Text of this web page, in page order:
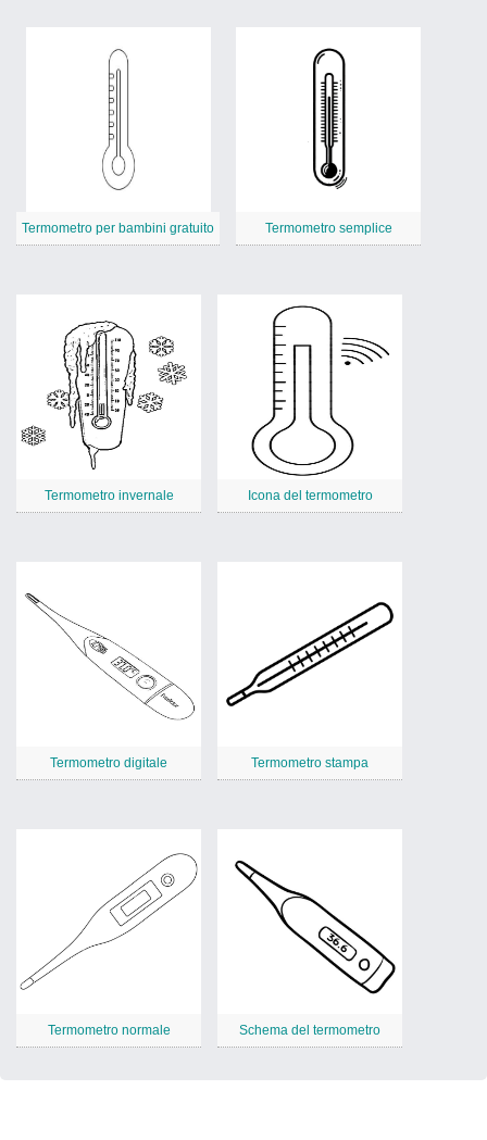
Termometro per bambini gratuito Termometro semplice
Termometro invernale Icona del termometro
Termometro digitale Termometro stampa
Termometro normale Schema del termometro